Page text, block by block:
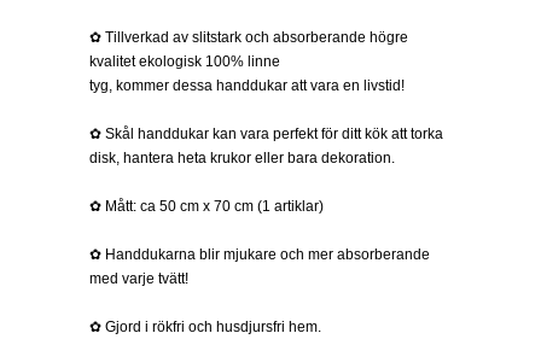
✿ Tillverkad av slitstark och absorberande högre
kvalitet ekologisk 100% linne
tyg, kommer dessa handdukar att vara en livstid!
✿ Skål handdukar kan vara perfekt för ditt kök att torka
disk, hantera heta krukor eller bara dekoration.
✿ Mått: ca 50 cm x 70 cm (1 artiklar)
✿ Handdukarna blir mjukare och mer absorberande
med varje tvätt!
✿ Gjord i rökfri och husdjursfri hem.